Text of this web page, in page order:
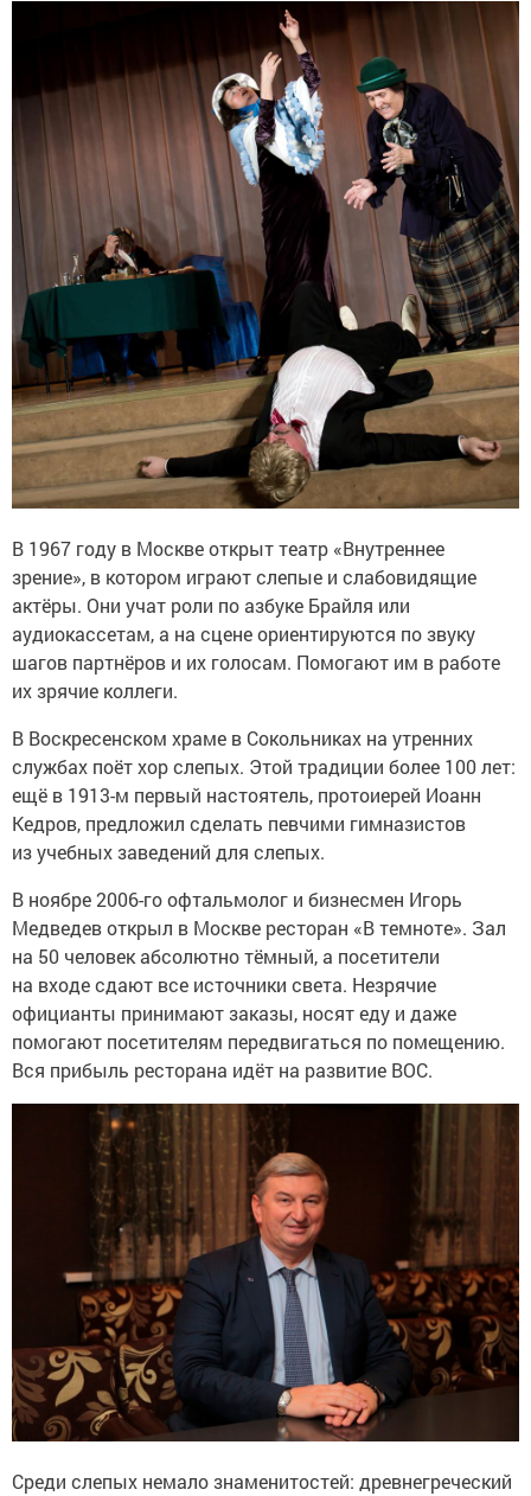
В 1967 году в Москве открыт театр «Внутреннее
зрение», в котором играют слепые и слабовидящие
актёры. Они учат роли по азбуке Брайля или
аудиокассетам, а на сцене ориентируются по звуку
шагов партнёров и их голосам. Помогают им в работе
их зрячие коллеги.
В Воскресенском храме в Сокольниках на утренних
службах поёт хор слепых. Этой традиции более 100 лет:
ещё в 1913-м первый настоятель, протоиерей Иоанн
Кедров, предложил сделать певчими гимназистов
из учебных заведений для слепых.
В ноябре 2006-го офтальмолог и бизнесмен Игорь
Медведев открыл в Москве ресторан «В темноте». Зал
на 50 человек абсолютно тёмный, а посетители
на входе сдают все источники света. Незрячие
официанты принимают заказы, носят еду и даже
помогают посетителям передвигаться по помещению.
Вся прибыль ресторана идёт на развитие ВОС.
Среди слепых немало знаменитостей: древнегреческий